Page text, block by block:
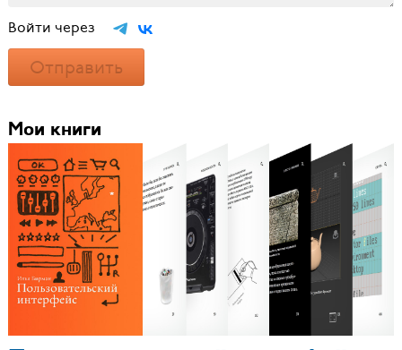
Войти через
Отправить
Мои книги